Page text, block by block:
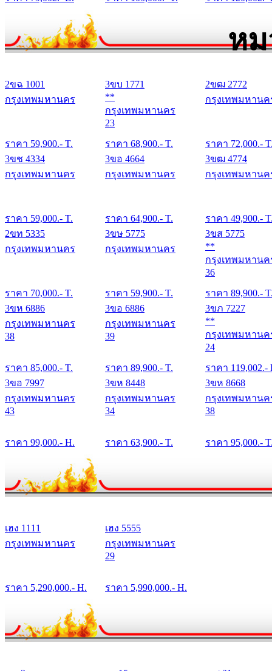
หม
2ขฉ 1001
กรุงเทพมหานคร
ราคา 59,900.- T.
3ขบ 1771
**
กรุงเทพมหานคร
23
ราคา 68,900.- T.
2ขฒ 2772
กรุงเทพมหานค
ราคา 72,000.-
3ขช 4334
กรุงเทพมหานคร
ราคา 59,000.- T.
3ขอ 4664
กรุงเทพมหานคร
ราคา 64,900.- T.
3ขฒ 4774
กรุงเทพมหานค
ราคา 49,900.-
2ขท 5335
กรุงเทพมหานคร
ราคา 70,000.- T.
3ขษ 5775
กรุงเทพมหานคร
ราคา 59,900.- T.
3ขส 5775
**
กรุงเทพมหานค
36
ราคา 89,900.-
3ขห 6886
กรุงเทพมหานคร
38
ราคา 85,000.- T.
3ขอ 6886
กรุงเทพมหานคร
39
ราคา 89,900.- T.
3ขภ 7227
**
กรุงเทพมหานค
24
ราคา 119,002.-
3ขอ 7997
กรุงเทพมหานคร
43
ราคา 99,000.- H.
3ขห 8448
กรุงเทพมหานคร
34
ราคา 63,900.- T.
3ขห 8668
กรุงเทพมหานค
38
ราคา 95,000.-
เฮง 1111
กรุงเทพมหานคร
ราคา 5,290,000.- H.
เฮง 5555
กรุงเทพมหานคร
29
ราคา 5,990,000.- H.